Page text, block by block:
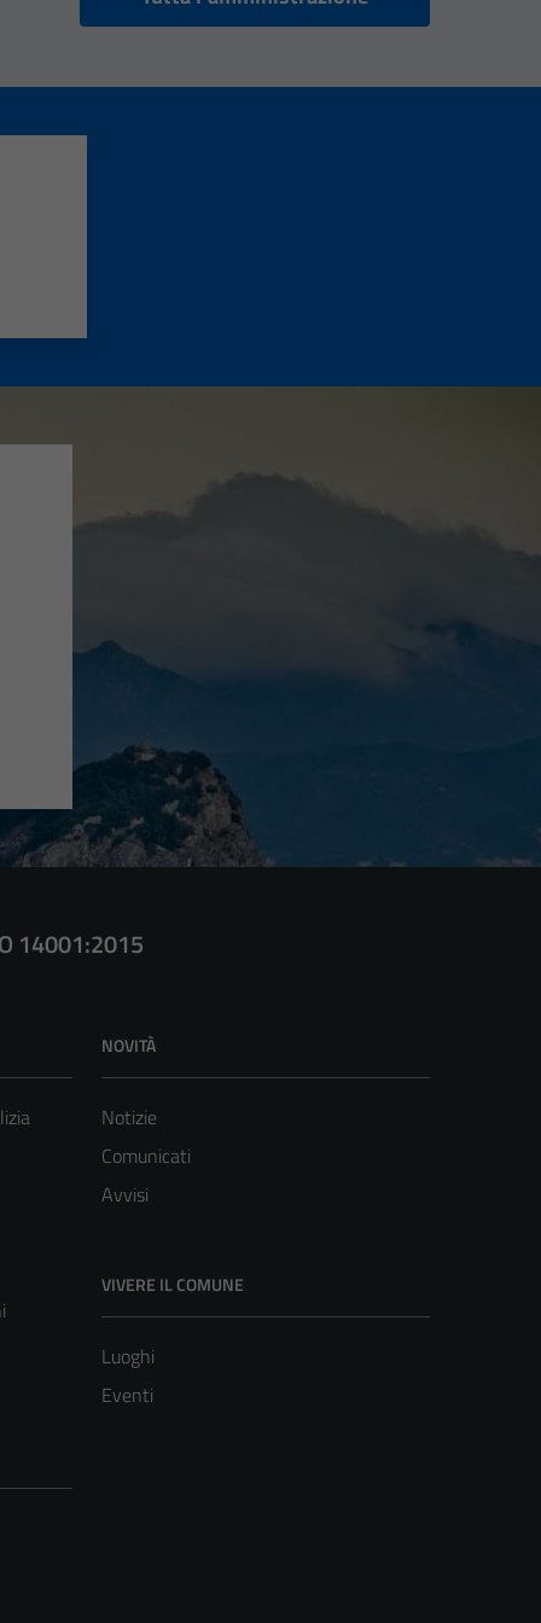
14001:2015
NOVITÀ
Notizie
Comunicati
Avvisi
VIVERE IL COMUNE
Luoghi
Eventi